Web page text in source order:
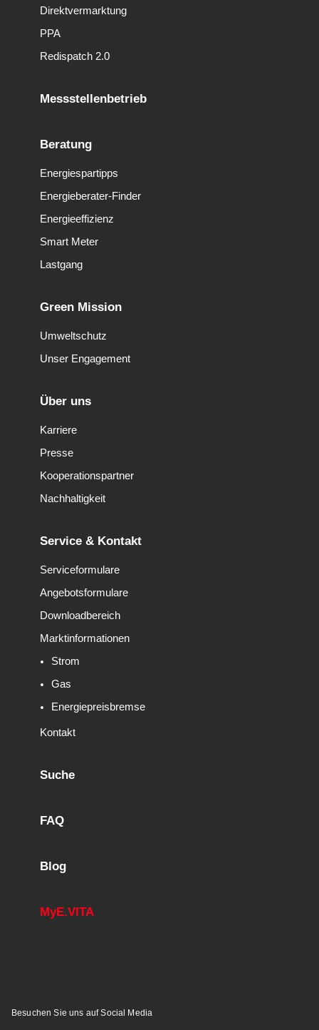
Direktvermarktung
PPA
Redispatch 2.0
Messstellenbetrieb
Beratung
Energiespartipps
Energieberater-Finder
Energieeffizienz
Smart Meter
Lastgang
Green Mission
Umweltschutz
Unser Engagement
Über uns
Karriere
Presse
Kooperationspartner
Nachhaltigkeit
Service & Kontakt
Serviceformulare
Angebotsformulare
Downloadbereich
Marktinformationen
Strom
Gas
Energiepreisbremse
Kontakt
Suche
FAQ
Blog
MyE.VITA
Besuchen Sie uns auf Social Media